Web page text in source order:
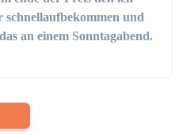
schnellaufbekommen und
an einem Sonntagabend.